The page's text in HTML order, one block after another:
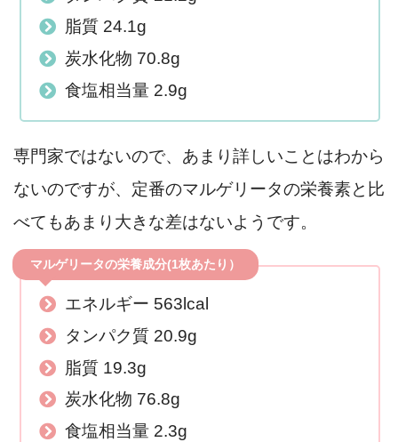
脂質 24.1g
炭水化物 70.8g
食塩相当量 2.9g
専門家ではないので、あまり詳しいことはわから
ないのですが、定番のマルゲリータの栄養素と比
べてもあまり大きな差はないようです。
マルゲリータの栄養成分(1枚あたり）
エネルギー 563lcal
タンパク質 20.9g
脂質 19.3g
炭水化物 76.8g
食塩相当量 2.3g